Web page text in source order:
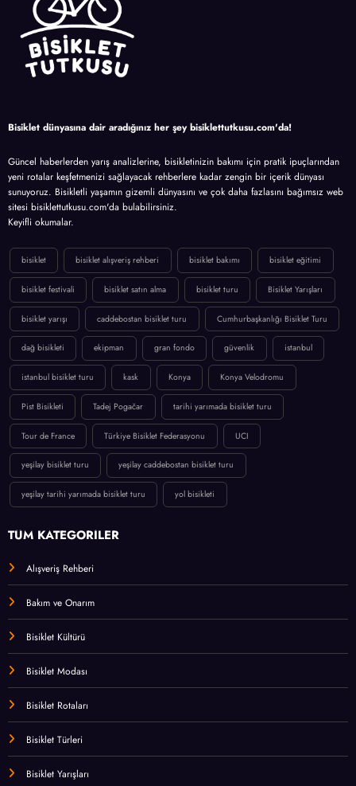
Bisiklet dünyasına dair aradığınız her şey bisiklettutkusu.com'da!
Güncel haberlerden yarış analizlerine, bisikletinizin bakımı için pratik ipuçlarından
yeni rotalar keşfetmenizi sağlayacak rehberlere kadar zengin bir içerik dünyası
sunuyoruz. Bisikletli yaşamın gizemli dünyasını ve çok daha fazlasını bağımsız web
sitesi bisiklettutkusu.com'da bulabilirsiniz.
Keyifli okumalar.
bisiklet bisiklet alışveriş rehberi bisiklet bakımı bisiklet eğitimi
bisiklet festivali bisiklet satın alma bisiklet turu Bisiklet Yarışları
bisiklet yarışı caddebostan bisiklet turu Cumhurbaşkanlığı Bisiklet Turu
dağ bisikleti ekipman gran fondo güvenlik istanbul
istanbul bisiklet turu kask Konya Konya Velodromu
Pist Bisikleti Tadej Pogačar tarihi yarımada bisiklet turu
Tour de France Türkiye Bisiklet Federasyonu UCI
yeşilay bisiklet turu yeşilay caddebostan bisiklet turu
yeşilay tarihi yarımada bisiklet turu yol bisikleti
TÜM KATEGORİLER
Alışveriş Rehberi
Bakım ve Onarım
Bisiklet Kültürü
Bisiklet Modası
Bisiklet Rotaları
Bisiklet Türleri
Bisiklet Yarışları